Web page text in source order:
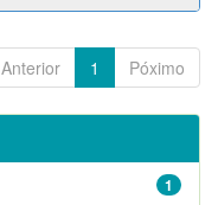
Anterior 1 Póximo
1